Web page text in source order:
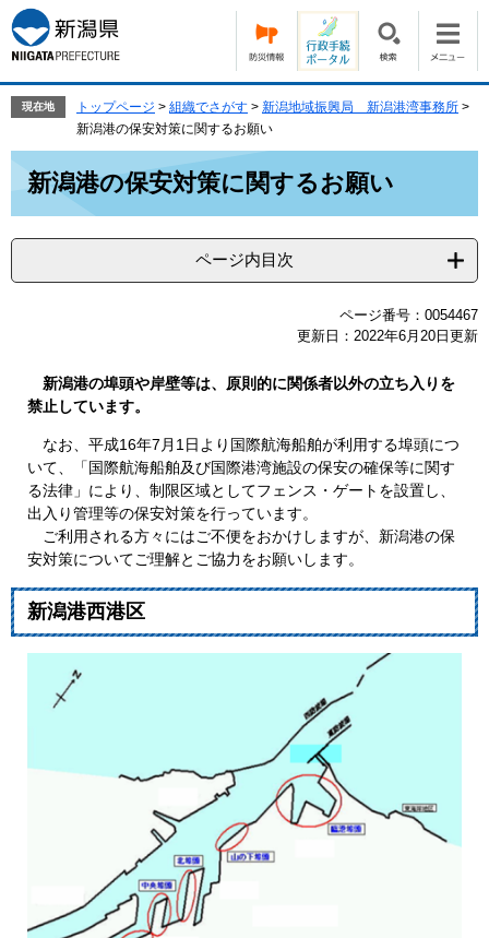
ー
ジ
の
で
す。
ニ
ュ
ー
ば
本
文
現在地 トップページ > 組織でさがす > 新潟地域振興局 新潟港湾事務所 >
新潟港の保安対策に関するお願い
新潟港の保安対策に関するお願い
ページ内目次
ページ番号：0054467
更新日：2022年6月20日更新
新潟港の埠頭や岸壁等は、原則的に関係者以外の立ち入りを
禁止しています。
なお、平成16年7月1日より国際航海船舶が利用する埠頭につ
いて、「国際航海船舶及び国際港湾施設の保安の確保等に関す
る法律」により、制限区域としてフェンス・ゲートを設置し、
出入り管理等の保安対策を行っています。
ご利用される方々にはご不便をおかけしますが、新潟港の保
安対策についてご理解とご協力をお願いします。
新潟港西港区